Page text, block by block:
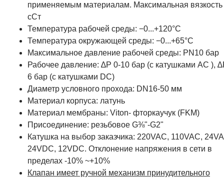
применяемым материалам. Максимальная вязкость
сСт
Температура рабочей среды: −0...+120°С
Температура окружающей среды: −0...+65°С
Максимальное давление рабочей среды: PN10 бар
Рабочее давление: ∆P 0-10 бар (с катушками AC ),
6 бар (с катушками DC)
Диаметр условного прохода: DN16-50 мм
Материал корпуса: латунь
Материал мембраны: Viton- фторкаучук (FKM)
Присоединение: резьбовое G⅜"-G2"
Катушка на выбор заказчика: 220VAC, 110VAC,
24VDC, 12VDC. Отклонение напряжения в сети в
пределах -10% ~+10%
Клапан имеет ручной механизм принудительного